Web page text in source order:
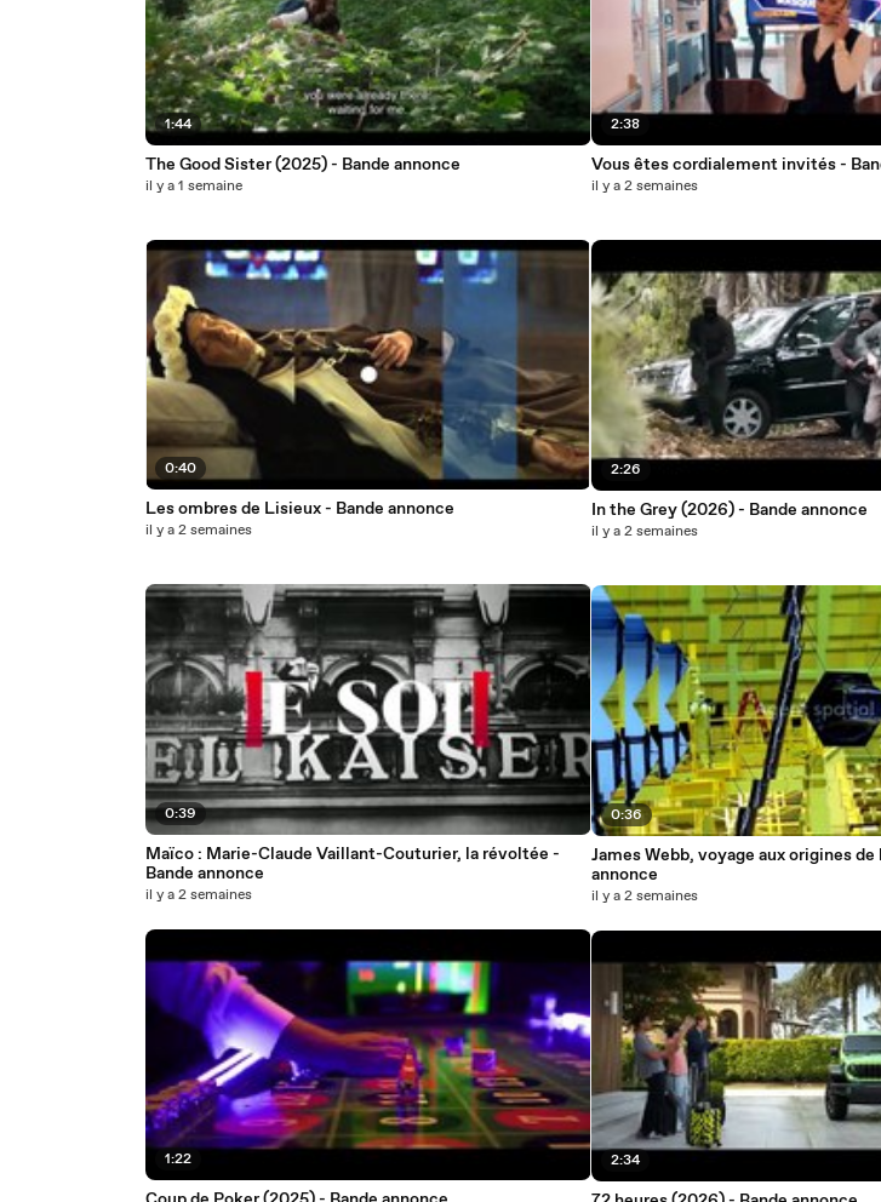
1:44
The Good Sister (2025) - Bande annonce
il y a 1 semaine
0:40
Les ombres de Lisieux - Bande annonce
il y a 2 semaines
0:39
Maïco : Marie-Claude Vaillant-Couturier, la révoltée -
Bande annonce
il y a 2 semaines
1:22
2:38
Vous êtes cordialement invités -
il y a 2 semaines
2:26
In the Grey (2026) - Bande annonce
il y a 2 semaines
0:36
James Webb, voyage aux origines
annonce
il y a 2 semaines
2:34